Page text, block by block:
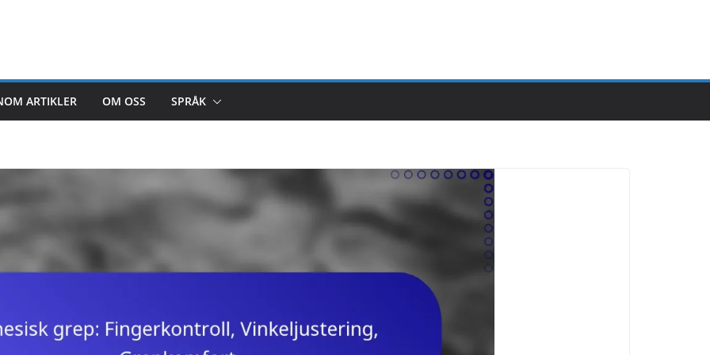
ARTIKLER OM OSS SPRÅK